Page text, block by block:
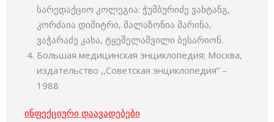
სარედაქციო კოლეგია: ჭუმბურიძე ვახტანგ,
კორძაია დიმიტრი, მალაზონია მარინა,
ვაჭარაძე კახა, ტყეშელაშვილი ბესარიონ.
Большая медицинская энциклопедия; Москва,
издательство ,,Советская энциклопедия” –
1988
ინფექციური დაავადებები